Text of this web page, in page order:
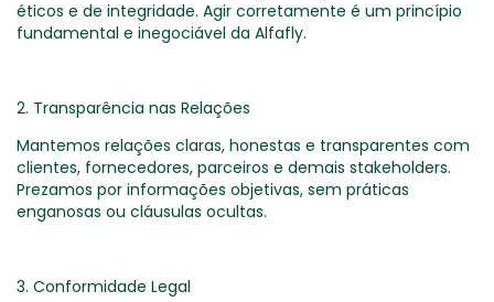
éticos e de integridade. Agir corretamente é um princípio
fundamental e inegociável da Alfafly.
2. Transparência nas Relações
Mantemos relações claras, honestas e transparentes com
clientes, fornecedores, parceiros e demais stakeholders.
Prezamos por informações objetivas, sem práticas
enganosas ou cláusulas ocultas.
3. Conformidade Legal